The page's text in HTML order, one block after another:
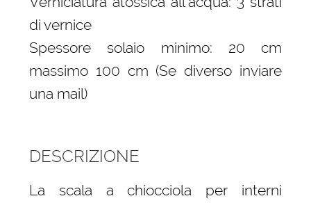
di vernice
Spessore solaio minimo: 20 cm
massimo 100 cm (Se diverso inviare
una mail)
DESCRIZIONE
La scala a chiocciola per interni